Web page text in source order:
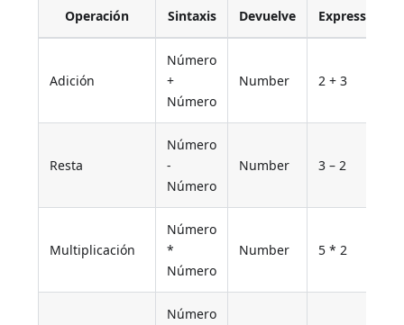
Operación Sintaxis Devuelve Expression
Adición
Número
+
Número
Number 2 + 3
Resta
Número
-
Número
Number 3 – 2
Multiplicación
Número
*
Número
Number 5 * 2
Número